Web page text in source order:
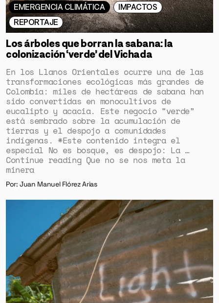
EMERGENCIA CLIMÁTICA
IMPACTOS
REPORTAJE
Los árboles que borran la sabana: la
colonización ‘verde’ del Vichada
En los Llanos Orientales ocurre una de las
transformaciones ecológicas más grandes de
Colombia: miles de hectáreas de sabana han
sido convertidas en monocultivos de
eucalipto y acacia. Este negocio “verde”
está sembrado sobre la acumulación de
tierras y el despojo a comunidades
indígenas. *Este contenido integra el
especial No es bosque, es despojo: La …
Continue reading Que no se nos meta la
minera
Por: Juan Manuel Flórez Arias